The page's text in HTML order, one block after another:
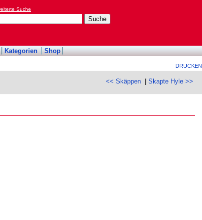
Suche
Kategorien Shop
DRUCKEN
<< Skäppen |Skapte Hyle >>